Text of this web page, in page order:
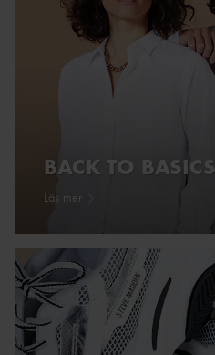
BACK TO BASICS
Läs mer